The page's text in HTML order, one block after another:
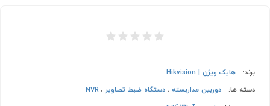
برند:
هایک ویژن | Hikvision
دسته ها:
دوربین مداربسته ، دستگاه ضبط تصاویر ، NVR